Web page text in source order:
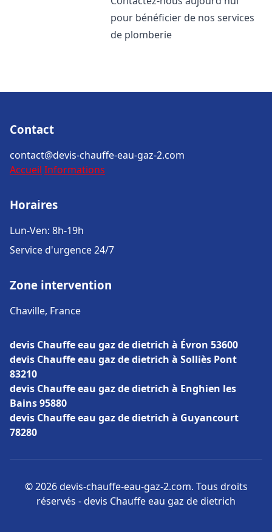
pour bénéficier de nos services
de plomberie
Contact
contact@devis-chauffe-eau-gaz-2.com
Accueil Informations
Horaires
Lun-Ven: 8h-19h
Service d'urgence 24/7
Zone intervention
Chaville, France
devis Chauffe eau gaz de dietrich à Évron 53600
devis Chauffe eau gaz de dietrich à Solliès Pont
83210
devis Chauffe eau gaz de dietrich à Enghien les
Bains 95880
devis Chauffe eau gaz de dietrich à Guyancourt
78280
© 2026 devis-chauffe-eau-gaz-2.com. Tous droits
réservés - devis Chauffe eau gaz de dietrich